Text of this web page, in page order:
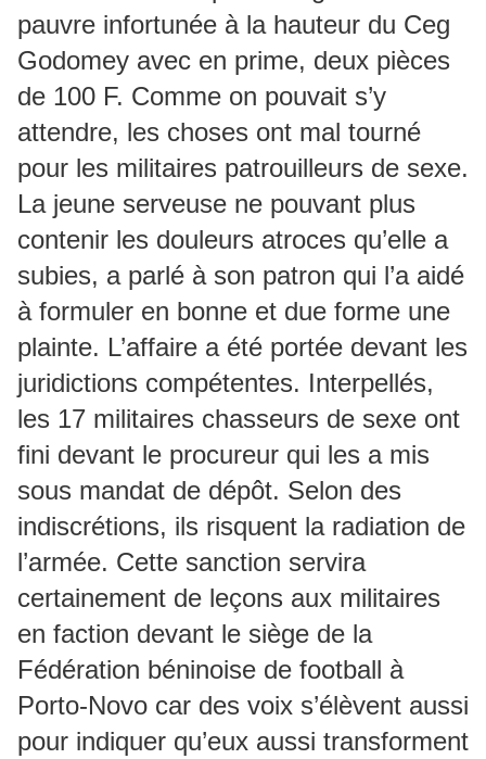
pauvre infortunée à la hauteur du Ceg
Godomey avec en prime, deux pièces
de 100 F. Comme on pouvait s’y
attendre, les choses ont mal tourné
pour les militaires patrouilleurs de sexe.
La jeune serveuse ne pouvant plus
contenir les douleurs atroces qu’elle a
subies, a parlé à son patron qui l’a aidé
à formuler en bonne et due forme une
plainte. L’affaire a été portée devant les
juridictions compétentes. Interpellés,
les 17 militaires chasseurs de sexe ont
fini devant le procureur qui les a mis
sous mandat de dépôt. Selon des
indiscrétions, ils risquent la radiation de
l’armée. Cette sanction servira
certainement de leçons aux militaires
en faction devant le siège de la
Fédération béninoise de football à
Porto-Novo car des voix s’élèvent aussi
pour indiquer qu’eux aussi transforment